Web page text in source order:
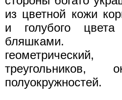
из цветной кожи
и голубого
бляшками.
треугольников,
полуокружностей.